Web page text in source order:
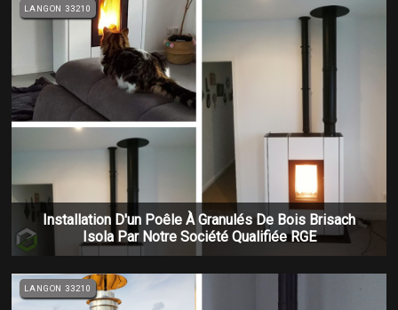
Installation D'un Poêle À Granulés De Bois Brisach
Isola Par Notre Société Qualifiée RGE
LANGON 33210
LANGON 33210